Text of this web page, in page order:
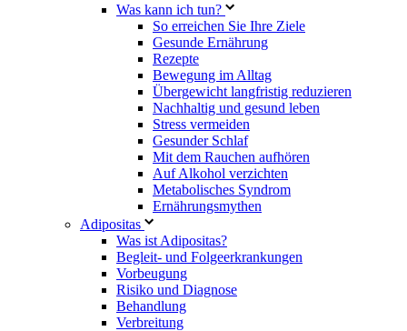
Was kann ich tun?
So erreichen Sie Ihre Ziele
Gesunde Ernährung
Rezepte
Bewegung im Alltag
Übergewicht langfristig reduzieren
Nachhaltig und gesund leben
Stress vermeiden
Gesunder Schlaf
Mit dem Rauchen aufhören
Auf Alkohol verzichten
Metabolisches Syndrom
Ernährungsmythen
Adipositas
Was ist Adipositas?
Begleit- und Folgeerkrankungen
Vorbeugung
Risiko und Diagnose
Behandlung
Verbreitung